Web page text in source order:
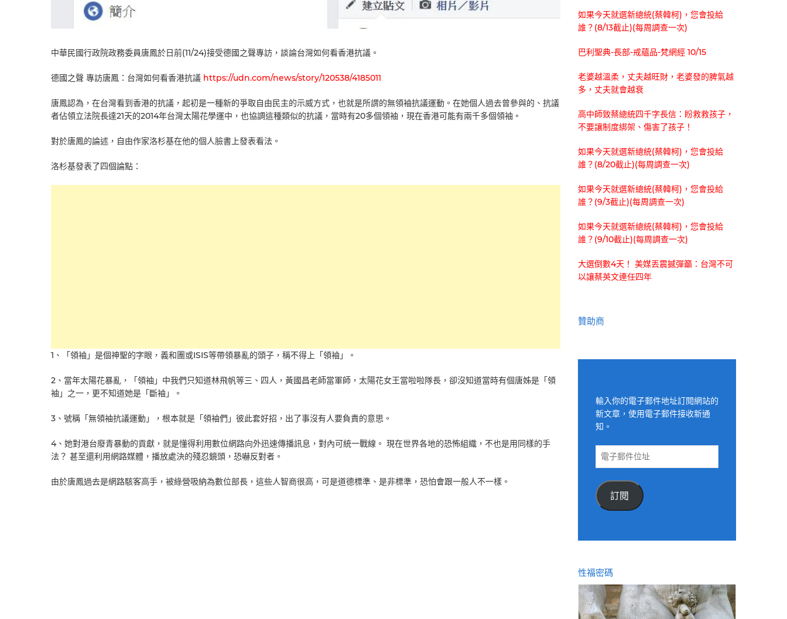
中華民國行政院政務委員唐鳳於日前(11/24)接受德國之聲專訪，談論台灣如何看香港抗議。
德國之聲 專訪唐鳳：台灣如何看香港抗議 https://udn.com/news/story/120538/4185011
唐鳳認為，在台灣看到香港的抗議，起初是一種新的爭取自由民主的示威方式，也就是所謂的無領袖抗議運動。在她個人過去曾參與的、抗議
者佔領立法院長達21天的2014年台灣太陽花學運中，也協調這種類似的抗議，當時有20多個領袖，現在香港可能有兩千多個領袖。
對於唐鳳的論述，自由作家洛杉基在他的個人臉書上發表看法。
洛杉基發表了四個論點：
1、「領袖」是個神聖的字眼，義和團或ISIS等帶領暴亂的頭子，稱不得上「領袖」。
2、當年太陽花暴亂，「領袖」中我們只知道林飛帆等三、四人，黃國昌老師當軍師，太陽花女王當啦啦隊長，卻沒知道當時有個唐姊是「領
袖」之一，更不知道她是「斷袖」。
3、號稱「無領袖抗議運動」，根本就是「領袖們」彼此套好招，出了事沒有人要負責的意思。
4、她對港台廢青暴動的貢獻，就是懂得利用數位網路向外迅速傳播訊息，對內可統一戰線。 現在世界各地的恐怖組織，不也是用同樣的手
法？ 甚至還利用網路媒體，播放處決的殘忍鏡頭，恐嚇反對者。
由於唐鳳過去是網路駭客高手，被綠營吸納為數位部長，這些人智商很高，可是道德標準、是非標準，恐怕會跟一般人不一樣。
如果今天就選新總統(蔡韓柯)，您會投給
誰？(8/13截止)(每周調查一次)
巴利聖典-長部-戒蘊品-梵網經 10/15
老婆越溫柔，丈夫越旺財，老婆發的脾氣越
多，丈夫就會越衰
高中師致蔡總統四千字長信：盼救救孩子，
不要讓制度綁架、傷害了孩子！
如果今天就選新總統(蔡韓柯)，您會投給
誰？(8/20截止)(每周調查一次)
如果今天就選新總統(蔡韓柯)，您會投給
誰？(9/3截止)(每周調查一次)
如果今天就選新總統(蔡韓柯)，您會投給
誰？(9/10截止)(每周調查一次)
大選倒數4天！ 美媒丟震撼彈籲：台灣不可
以讓蔡英文連任四年
贊助商
輸入你的電子郵件地址訂閱網站的
新文章，使用電子郵件接收新通
知。
電
件
位
訂閱
性福密碼